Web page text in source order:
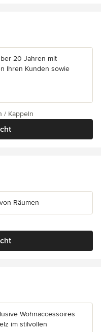
20 Jahren mit
Ihren Kunden sowie
/ Kappeln
Räumen
Wohnaccessoires
im stilvollen